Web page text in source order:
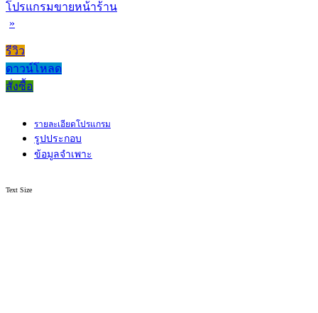
โปรแกรมขายหน้าร้าน
»
รีวิว
ดาวน์โหลด
สั่งซื้อ
รายละเอียดโปรแกรม
รูปประกอบ
ข้อมูลจำเพาะ
Text Size